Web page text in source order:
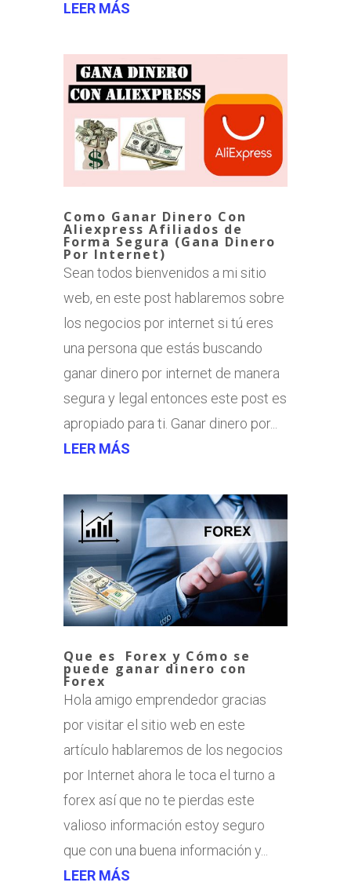
LEER MÁS
Como Ganar Dinero Con
Aliexpress Afiliados de
Forma Segura (Gana Dinero
Por Internet)
Sean todos bienvenidos a mi sitio
web, en este post hablaremos sobre
los negocios por internet si tú eres
una persona que estás buscando
ganar dinero por internet de manera
segura y legal entonces este post es
apropiado para ti. Ganar dinero por...
LEER MÁS
Que es Forex y Cómo se
puede ganar dinero con
Forex
Hola amigo emprendedor gracias
por visitar el sitio web en este
artículo hablaremos de los negocios
por Internet ahora le toca el turno a
forex así que no te pierdas este
valioso información estoy seguro
que con una buena información y...
LEER MÁS